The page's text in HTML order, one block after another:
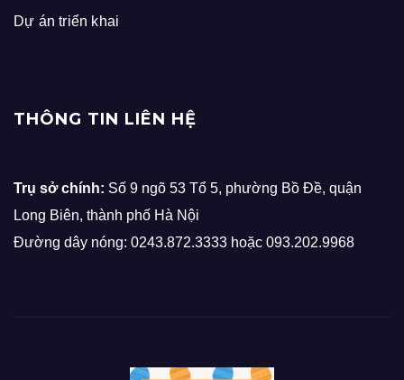
Dự án triển khai
THÔNG TIN LIÊN HỆ
Trụ sở chính: Số 9 ngõ 53 Tổ 5, phường Bồ Đề, quận
Long Biên, thành phố Hà Nội
Đường dây nóng: 0243.872.3333 hoặc 093.202.9968